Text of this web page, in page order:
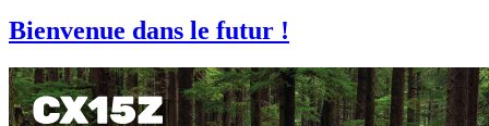
Bienvenue dans le futur !